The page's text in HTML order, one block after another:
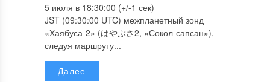
5 июля в 18:30:00 (+/-1 сек)
JST (09:30:00 UTC) межпланетный зонд
«Хаябуса-2» (はやぶさ2, «Сокол-сапсан»),
следуя маршруту...
Далее